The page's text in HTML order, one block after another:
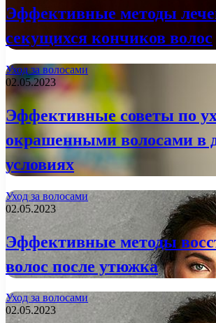
Эффективные методы
секущихся кончиков волос
Уход за волосами
02.05.2023
Эффективные советы по
окрашенными волосами в
условиях
Уход за волосами
02.05.2023
Эффективные методы
волос после утюжка
Уход за волосами
02.05.2023